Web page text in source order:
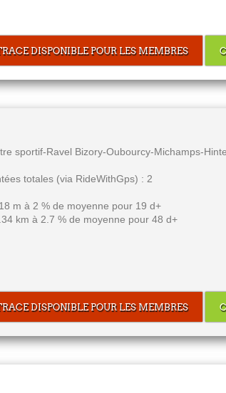
DISPONIBLE POUR LES MEMBRES
sportif-Ravel Bizory-Oubourcy-Michamps-
totales (via RideWithGps) : 2
m à 2 % de moyenne pour 19 d+
km à 2.7 % de moyenne pour 48 d+
DISPONIBLE POUR LES MEMBRES